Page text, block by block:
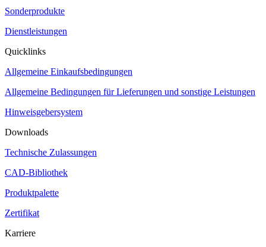
Sonderprodukte
Dienstleistungen
Quicklinks
Allgemeine Einkaufsbedingungen
Allgemeine Bedingungen für Lieferungen und sonstige Leistungen
Hinweisgebersystem
Downloads
Technische Zulassungen
CAD-Bibliothek
Produktpalette
Zertifikat
Karriere